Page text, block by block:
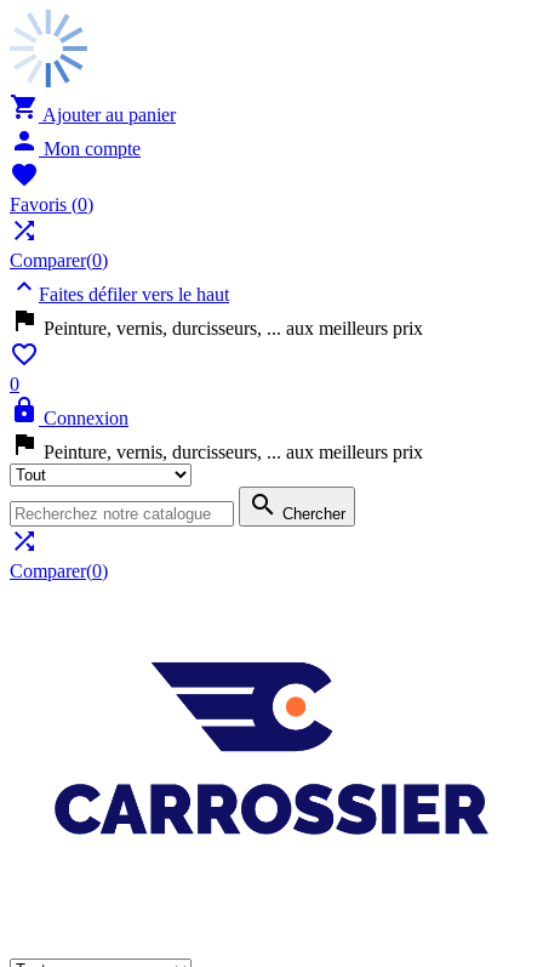
 Ajouter au panier
 Mon compte

Favoris (0)

Comparer(0)
 Faites défiler vers le haut
 Peinture, vernis, durcisseurs, ... aux meilleurs prix

0
 Connexion
 Peinture, vernis, durcisseurs, ... aux meilleurs prix
 Chercher

Comparer(0)